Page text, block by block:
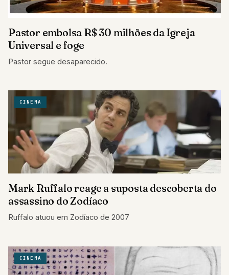
Pastor embolsa R$ 30 milhões da Igreja
Universal e foge
Pastor segue desaparecido.
CINEMA
Mark Ruffalo reage a suposta descoberta do
assassino do Zodíaco
Ruffalo atuou em Zodíaco de 2007
CINEMA